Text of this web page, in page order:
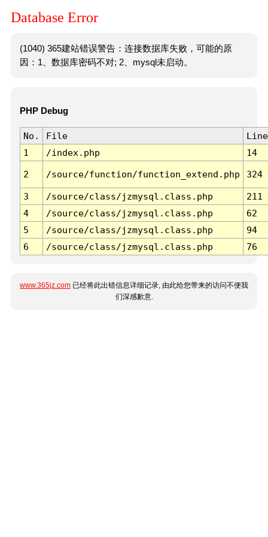
Database Error
(1040) 365建站错误警告：连接数据库失败，可能的原
因：1、数据库密码不对; 2、mysql未启动。
PHP Debug
No. File
Line
1
/index.php 14
2 /source/function/function_extend.php 324
3 /source/class/jzmysql.class.php
211
4
/source/class/jzmysql.class.php
62
5
/source/class/jzmysql.class.php
94
6
/source/class/jzmysql.class.php 76
www.365jz.com 已经将此出错信息详细记录, 由此给您带来的访问不便我
们深感歉意.